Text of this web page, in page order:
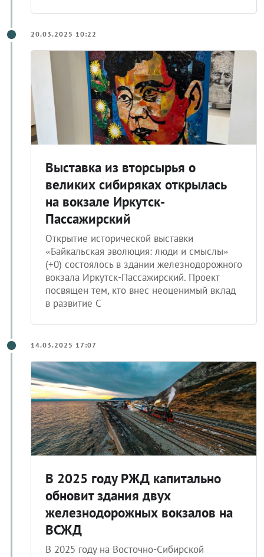
20.03.2025 10:22
Выставка из вторсырья о
великих сибиряках открылась
на вокзале Иркутск-
Пассажирский
Открытие исторической выставки
«Байкальская эволюция: люди и смыслы»
(+0) состоялось в здании железнодорожного
вокзала Иркутск-Пассажирский. Проект
посвящен тем, кто внес неоценимый вклад
в развитие С
14.03.2025 17:07
В 2025 году РЖД капитально
обновит здания двух
железнодорожных вокзалов на
ВСЖД
В 2025 году на Восточно-Сибирской